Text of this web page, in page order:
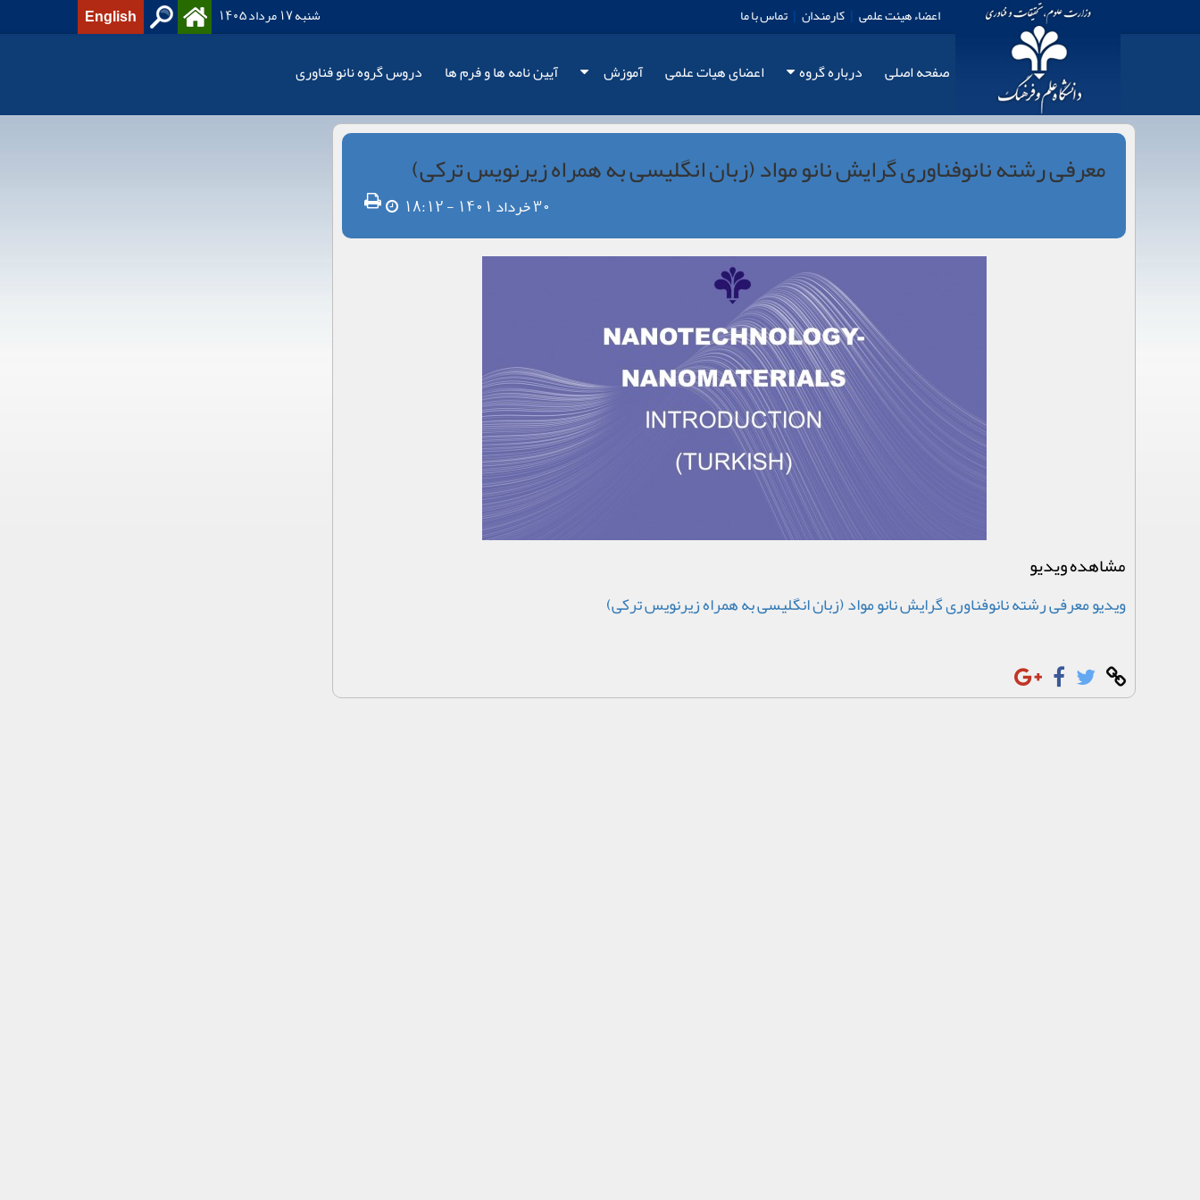
اعضاء هیئت علمی | کارمندان | تماس با ما English شنبه 17 مرداد 1405
صفحه اصلی درباره گروه اعضای هیات علمی آموزش آیین نامه ها و فرم ها دروس گروه نانو فناوری
معرفی رشته نانوفناوری گرایش نانو مواد (زبان انگلیسی به همراه زیرنویس ترکی)
30 خرداد 1401 - 18:12
مشاهده ویدیو
ویدیو معرفی رشته نانوفناوری گرایش نانو مواد (زبان انگلیسی به همراه زیرنویس ترکی)